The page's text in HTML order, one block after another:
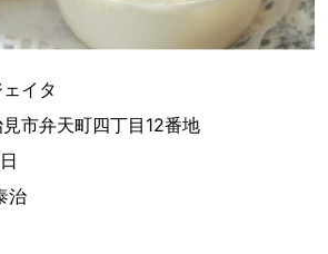
イタ
市弁天町四丁目12番地
治